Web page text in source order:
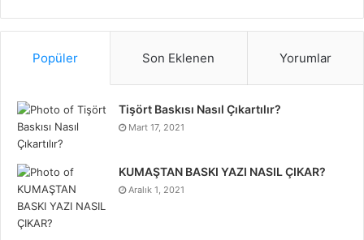
Popüler Son Eklenen Yorumlar
Tişört Baskısı Nasıl Çıkartılır?
Mart 17, 2021
KUMAŞTAN BASKI YAZI NASIL ÇIKAR?
Aralık 1, 2021